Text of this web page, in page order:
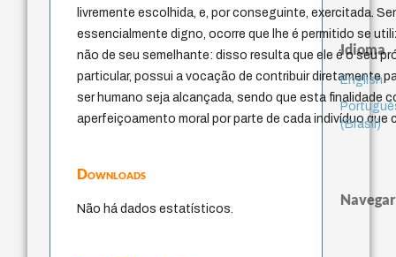
livremente escolhida, e, por conseguinte, exercitada.
essencialmente digno, ocorre que lhe é permitido se
não de seu semelhante: disso resulta que ele é o seu
particular, possui a vocação de contribuir diretamente
ser humano seja alcançada, sendo que esta finalidade
aperfeiçoamento moral por parte de cada indivíduo que
Downloads
Não há dados estatísticos.
Idioma
English
(Brasil)
Navegar